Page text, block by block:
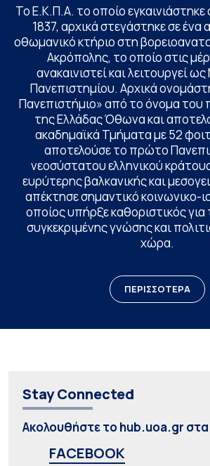
Το Ε.Κ.Π.Α. το οποίο εγκαινιάστηκε
1837, αρχικά στεγάστηκε σε ένα
οθωμανικό κτήριο στη
Ακρόπολης, το οποίο στις
ανακαινιστεί και λειτουργεί
Πανεπιστημίου. Αρχικά
Πανεπιστήμιο» από το όνομα του
της Ελλάδας Όθωνα και
ακαδημαϊκά Τμήματα με 52
αποτελούσε το πρώτο
νεοσύστατου ελληνικού
ευρύτερης βαλκανικής και
απέκτησε σημαντικό κοινωνικο-
οποίος υπήρξε καθοριστικός
συγκεκριμένης γνώσης και
χώρα.
ΠΕΡΙΣΣΟΤΕΡΑ
Stay Connected
Ακολουθήστε το hub.uoa.gr
FACEBOOK